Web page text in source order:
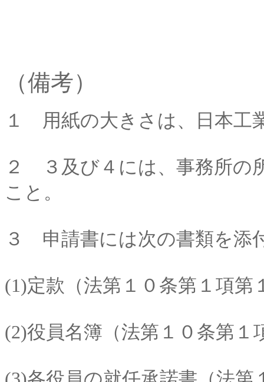
（備考）
１ 用紙の大きさは、日本工
２ ３及び４には、事務所の
こと。
３ 申請書には次の書類を添
(1)定款（法第１０条第１項第
(2)役員名簿（法第１０条第１